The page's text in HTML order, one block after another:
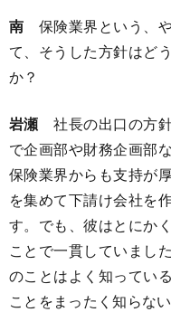
南 保険業界という、
て、そうした方針はど
か？
岩瀬社長の出口の方
で企画部や財務企画部
保険業界からも支持が
を集めて下請け会社を
す。でも、彼はとにか
ことで一貫していまし
のことはよく知ってい
ことをまったく知らな